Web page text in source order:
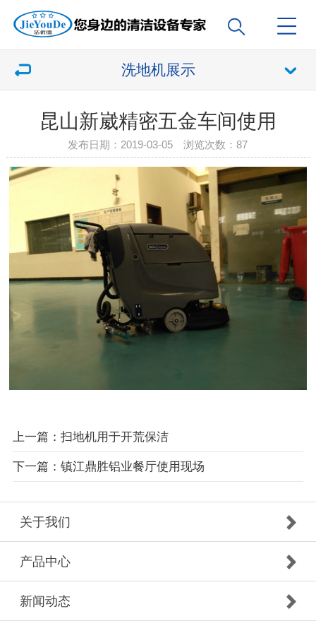
洗地机展示
昆山新崴精密五金车间使用
发布日期：2019-03-05 浏览次数：87
上一篇：扫地机用于开荒保洁
下一篇：镇江鼎胜铝业餐厅使用现场
关于我们
产品中心
新闻动态